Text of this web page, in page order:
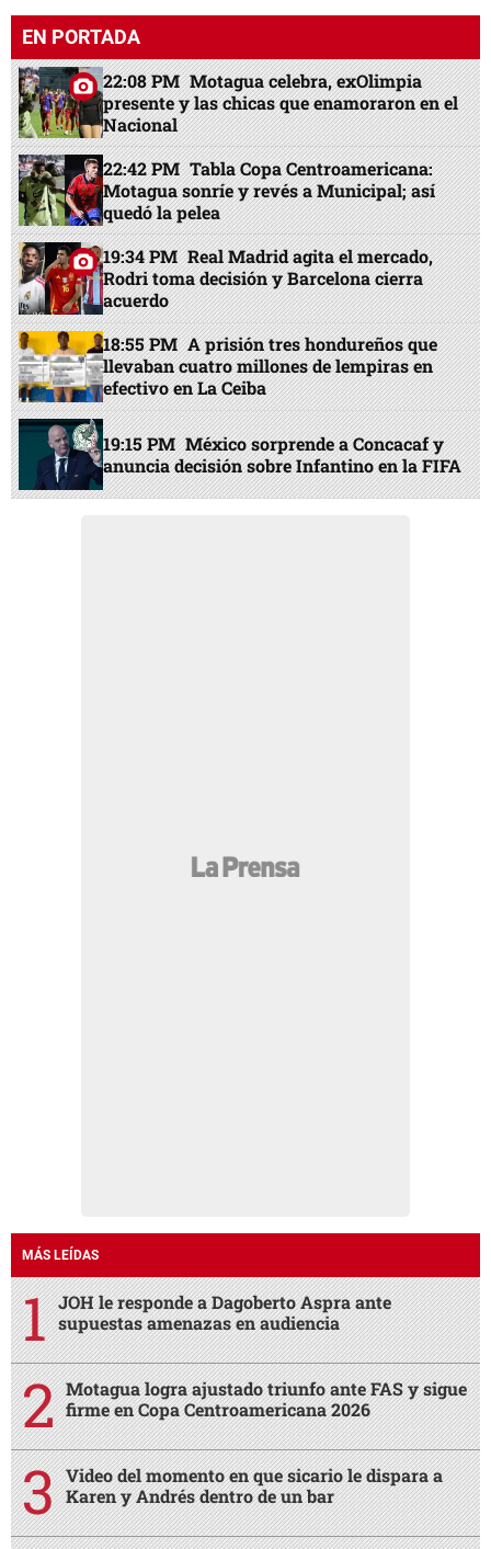
EN PORTADA
22:08 PM Motagua celebra, exOlimpia
presente y las chicas que enamoraron en el
Nacional
22:42 PM Tabla Copa Centroamericana:
Motagua sonríe y revés a Municipal; así
quedó la pelea
19:34 PM Real Madrid agita el mercado,
Rodri toma decisión y Barcelona cierra
acuerdo
18:55 PM A prisión tres hondureños que
llevaban cuatro millones de lempiras en
efectivo en La Ceiba
19:15 PM México sorprende a Concacaf y
anuncia decisión sobre Infantino en la FIFA
MÁS LEÍDAS
JOH le responde a Dagoberto Aspra ante
supuestas amenazas en audiencia
Motagua logra ajustado triunfo ante FAS y sigue
firme en Copa Centroamericana 2026
Video del momento en que sicario le dispara a
Karen y Andrés dentro de un bar